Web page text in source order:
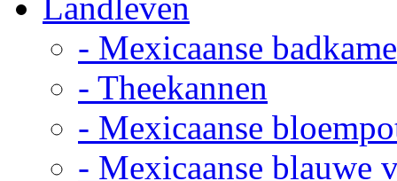
- Mexicaanse
- Theekannen
- Mexicaanse
- Mexicaanse blauwe